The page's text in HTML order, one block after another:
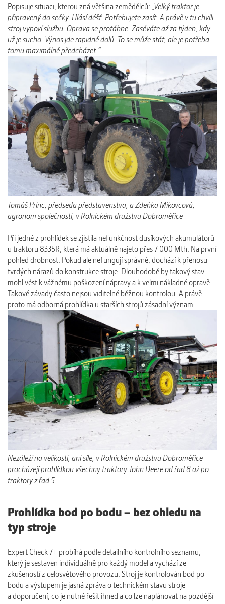
Popisuje situaci, kterou zná většina zemědělců: „Velký traktor je
připravený do sečky. Hlásí déšť. Potřebujete zasít. A právě v tu chvíli
stroj vypoví službu. Oprava se protáhne. Zaséváte až za týden, kdy
už je sucho. Výnos jde rapidně dolů. To se může stát, ale je potřeba
tomu maximálně předcházet.“
Tomáš Princ, předseda představenstva, a Zdeňka Mikovcová,
agronom společnosti, v Rolnickém družstvu Dobroměřice
Při jedné z prohlídek se zjistila nefunkčnost dusíkových akumulátorů
u traktoru 8335R, která má aktuálně najeto přes 7 000 Mth. Na první
pohled drobnost. Pokud ale nefungují správně, dochází k přenosu
tvrdých nárazů do konstrukce stroje. Dlouhodobě by takový stav
mohl vést k vážnému poškození nápravy a k velmi nákladné opravě.
Takové závady často nejsou viditelné běžnou kontrolou. A právě
proto má odborná prohlídka u starších strojů zásadní význam.
Nezáleží na velikosti, ani síle, v Rolnickém družstvu Dobroměřice
procházejí prohlídkou všechny traktory John Deere od řad 8 až po
traktory z řad 5
Prohlídka bod po bodu – bez ohledu na
typ stroje
Expert Check 7+ probíhá podle detailního kontrolního seznamu,
který je sestaven individuálně pro každý model a vychází ze
zkušeností z celosvětového provozu. Stroj je kontrolován bod po
bodu a výstupem je jasná zpráva o technickém stavu stroje
a doporučení, co je nutné řešit ihned a co lze naplánovat na pozdější